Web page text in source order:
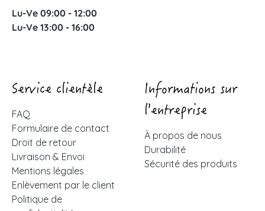
Lu-Ve 09:00 - 12:00
Lu-Ve 13:00 - 16:00
Service clientèle
FAQ
Formulaire de contact
Droit de retour
Livraison & Envoi
Mentions légales
Enlèvement par le client
Politique de
Informations sur
l'entreprise
À propos de nous
Durabilité
Sécurité des produits